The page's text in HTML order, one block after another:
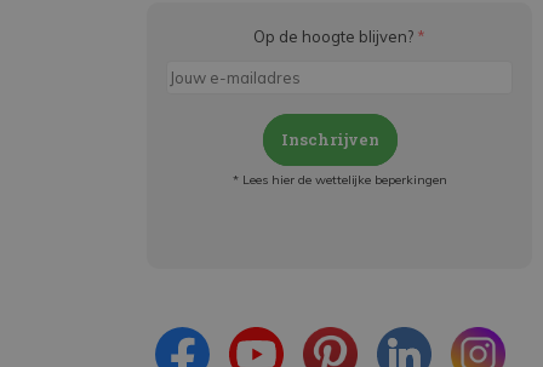
Op de hoogte blijven? *
Inschrijven
* Lees hier de wettelijke beperkingen